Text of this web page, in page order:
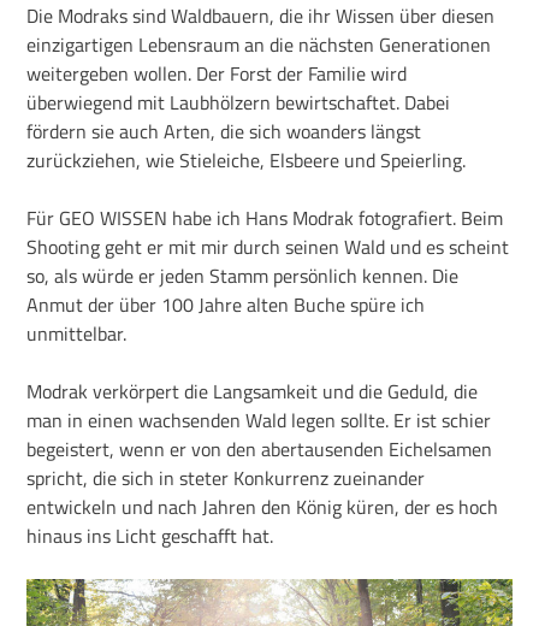
Die Modraks sind Waldbauern, die ihr Wissen über diesen
einzigartigen Lebensraum an die nächsten Generationen
weitergeben wollen. Der Forst der Familie wird
überwiegend mit Laubhölzern bewirtschaftet. Dabei
fördern sie auch Arten, die sich woanders längst
zurückziehen, wie Stieleiche, Elsbeere und Speierling.
Für GEO WISSEN habe ich Hans Modrak fotografiert. Beim
Shooting geht er mit mir durch seinen Wald und es scheint
so, als würde er jeden Stamm persönlich kennen. Die
Anmut der über 100 Jahre alten Buche spüre ich
unmittelbar.
Modrak verkörpert die Langsamkeit und die Geduld, die
man in einen wachsenden Wald legen sollte. Er ist schier
begeistert, wenn er von den abertausenden Eichelsamen
spricht, die sich in steter Konkurrenz zueinander
entwickeln und nach Jahren den König küren, der es hoch
hinaus ins Licht geschafft hat.